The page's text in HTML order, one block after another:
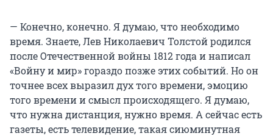
— Конечно, конечно. Я думаю, что необходимо
время. Знаете, Лев Николаевич Толстой родился
после Отечественной войны 1812 года и написал
«Войну и мир» гораздо позже этих событий. Но он
точнее всех выразил дух того времени, эмоцию
того времени и смысл происходящего. Я думаю,
что нужна дистанция, нужно время. А сейчас есть
газеты, есть телевидение, такая сиюминутная